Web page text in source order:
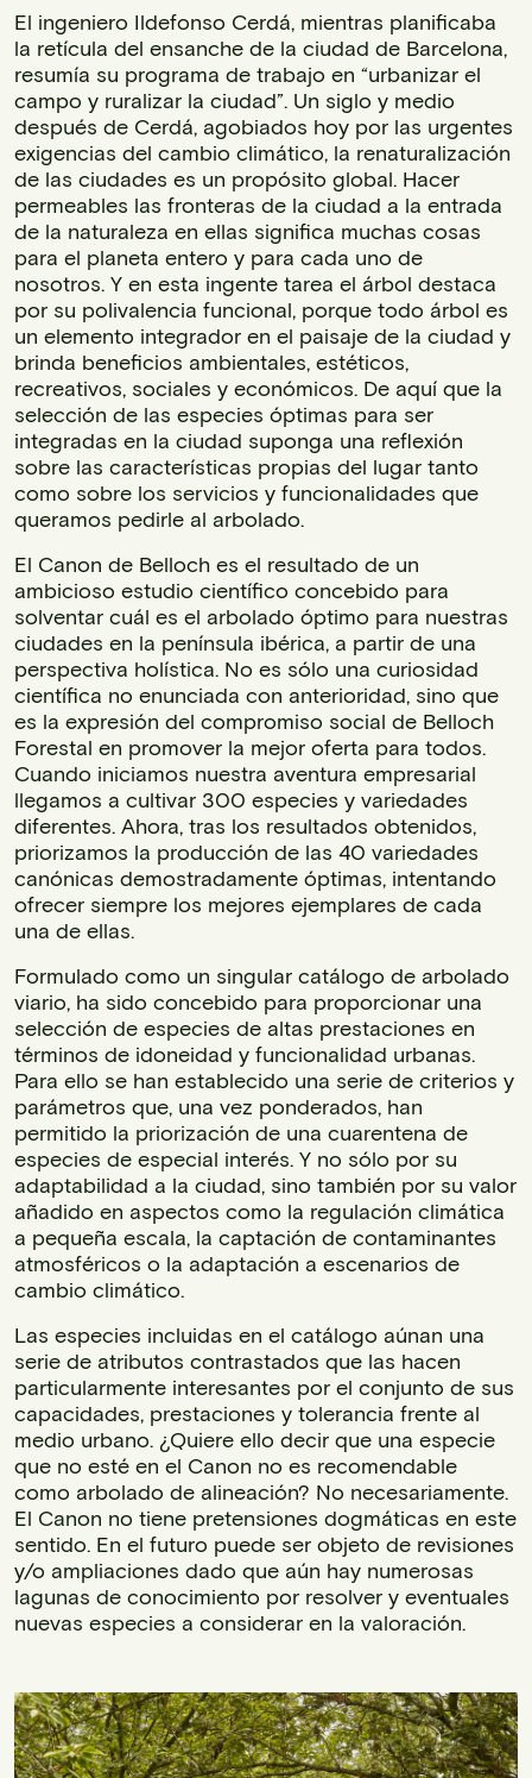
El ingeniero Ildefonso Cerdá, mientras planificaba
la retícula del ensanche de la ciudad de Barcelona,
resumía su programa de trabajo en “urbanizar el
campo y ruralizar la ciudad”. Un siglo y medio
después de Cerdá, agobiados hoy por las urgentes
exigencias del cambio climático, la renaturalización
de las ciudades es un propósito global. Hacer
permeables las fronteras de la ciudad a la entrada
de la naturaleza en ellas significa muchas cosas
para el planeta entero y para cada uno de
nosotros. Y en esta ingente tarea el árbol destaca
por su polivalencia funcional, porque todo árbol es
un elemento integrador en el paisaje de la ciudad y
brinda beneficios ambientales, estéticos,
recreativos, sociales y económicos. De aquí que la
selección de las especies óptimas para ser
integradas en la ciudad suponga una reflexión
sobre las características propias del lugar tanto
como sobre los servicios y funcionalidades que
queramos pedirle al arbolado.
El Canon de Belloch es el resultado de un
ambicioso estudio científico concebido para
solventar cuál es el arbolado óptimo para nuestras
ciudades en la península ibérica, a partir de una
perspectiva holística. No es sólo una curiosidad
científica no enunciada con anterioridad, sino que
es la expresión del compromiso social de Belloch
Forestal en promover la mejor oferta para todos.
Cuando iniciamos nuestra aventura empresarial
llegamos a cultivar 300 especies y variedades
diferentes. Ahora, tras los resultados obtenidos,
priorizamos la producción de las 40 variedades
canónicas demostradamente óptimas, intentando
ofrecer siempre los mejores ejemplares de cada
una de ellas.
Formulado como un singular catálogo de arbolado
viario, ha sido concebido para proporcionar una
selección de especies de altas prestaciones en
términos de idoneidad y funcionalidad urbanas.
Para ello se han establecido una serie de criterios y
parámetros que, una vez ponderados, han
permitido la priorización de una cuarentena de
especies de especial interés. Y no sólo por su
adaptabilidad a la ciudad, sino también por su valor
añadido en aspectos como la regulación climática
a pequeña escala, la captación de contaminantes
atmosféricos o la adaptación a escenarios de
cambio climático.
Las especies incluidas en el catálogo aúnan una
serie de atributos contrastados que las hacen
particularmente interesantes por el conjunto de sus
capacidades, prestaciones y tolerancia frente al
medio urbano. ¿Quiere ello decir que una especie
que no esté en el Canon no es recomendable
como arbolado de alineación? No necesariamente.
El Canon no tiene pretensiones dogmáticas en este
sentido. En el futuro puede ser objeto de revisiones
y/o ampliaciones dado que aún hay numerosas
lagunas de conocimiento por resolver y eventuales
nuevas especies a considerar en la valoración.